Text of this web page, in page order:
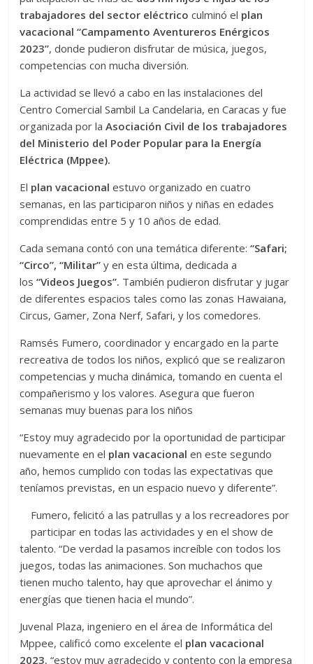
trabajadores del sector eléctrico culminó el plan
vacacional “Campamento Aventureros Enérgicos
2023”, donde pudieron disfrutar de música, juegos,
competencias con mucha diversión.
La actividad se llevó a cabo en las instalaciones del
Centro Comercial Sambil La Candelaria, en Caracas y fue
organizada por laAsociación Civil de los trabajadores
del Ministerio del Poder Popular para la Energía
Eléctrica (Mppee).
El plan vacacional estuvo organizado en cuatro
semanas, en las participaron niños y niñas en edades
comprendidas entre 5 y 10 años de edad.
Cada semana contó con una temática diferente:“Safari;
“Circo”, “Militar” y en esta última, dedicada a
los“Videos Juegos”. También pudieron disfrutar y jugar
de diferentes espacios tales como las zonas Hawaiana,
Circus, Gamer, Zona Nerf, Safari, y los comedores.
Ramsés Fumero, coordinador y encargado en la parte
recreativa de todos los niños, explicó que se realizaron
competencias y mucha dinámica, tomando en cuenta el
compañerismo y los valores. Asegura que fueron
semanas muy buenas para los niños
“Estoy muy agradecido por la oportunidad de participar
nuevamente en el plan vacacional en este segundo
año, hemos cumplido con todas las expectativas que
teníamos previstas, en un espacio nuevo y diferente”.
Fumero, felicitó a las patrullas y a los recreadores por
participar en todas las actividades y en el show de
talento. “De verdad la pasamos increíble con todos los
juegos, todas las animaciones. Son muchachos que
tienen mucho talento, hay que aprovechar el ánimo y
energías que tienen hacia el mundo”.
Juvenal Plaza, ingeniero en el área de Informática del
Mppee, calificó como excelente el plan vacacional
2023, “estoy muy agradecido y contento con la empresa